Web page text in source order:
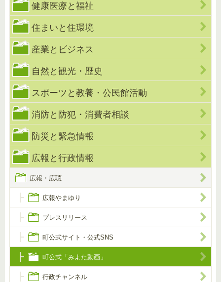
健康医療と福祉
住まいと住環境
産業とビジネス
自然と観光・歴史
スポーツと教養・公民館活動
消防と防犯・消費者相談
防災と緊急情報
広報と行政情報
広報・広聴
広報やまゆり
プレスリリース
町公式サイト・公式SNS
町公式「みよた動画」
行政チャンネル